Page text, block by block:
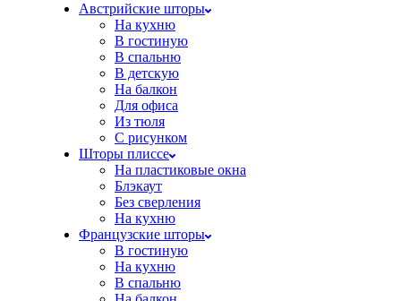
Австрийские шторы
На кухню
В гостиную
В спальню
В детскую
На балкон
Для офиса
Из тюля
С рисунком
Шторы плиссе
На пластиковые окна
Блэкаут
Без сверления
На кухню
Французские шторы
В гостиную
На кухню
В спальню